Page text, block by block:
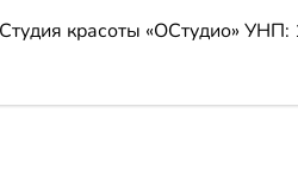
красоты «ОСтудио» УНП: